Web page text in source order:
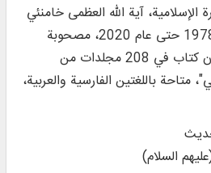
الإسلامية، آية الله العظمى خامنئي
(مد ظله العالي)، من عام 1978 حتى عام 2020، مصحوبة
بالنص الكامل لـ 121 عنوان كتاب في 208 مجلدات من
متاحة باللغتين الفارسية والعربية،
السلام)